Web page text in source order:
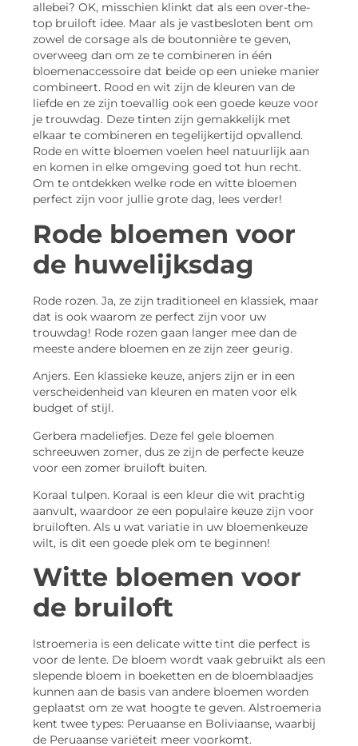
allebei? OK, misschien klinkt dat als een over-the-
top bruiloft idee. Maar als je vastbesloten bent om
zowel de corsage als de boutonnière te geven,
overweeg dan om ze te combineren in één
bloemenaccessoire dat beide op een unieke manier
combineert. Rood en wit zijn de kleuren van de
liefde en ze zijn toevallig ook een goede keuze voor
je trouwdag. Deze tinten zijn gemakkelijk met
elkaar te combineren en tegelijkertijd opvallend.
Rode en witte bloemen voelen heel natuurlijk aan
en komen in elke omgeving goed tot hun recht.
Om te ontdekken welke rode en witte bloemen
perfect zijn voor jullie grote dag, lees verder!
Rode bloemen voor
de huwelijksdag
Rode rozen. Ja, ze zijn traditioneel en klassiek, maar
dat is ook waarom ze perfect zijn voor uw
trouwdag! Rode rozen gaan langer mee dan de
meeste andere bloemen en ze zijn zeer geurig.
Anjers. Een klassieke keuze, anjers zijn er in een
verscheidenheid van kleuren en maten voor elk
budget of stijl.
Gerbera madeliefjes. Deze fel gele bloemen
schreeuwen zomer, dus ze zijn de perfecte keuze
voor een zomer bruiloft buiten.
Koraal tulpen. Koraal is een kleur die wit prachtig
aanvult, waardoor ze een populaire keuze zijn voor
bruiloften. Als u wat variatie in uw bloemenkeuze
wilt, is dit een goede plek om te beginnen!
Witte bloemen voor
de bruiloft
lstroemeria is een delicate witte tint die perfect is
voor de lente. De bloem wordt vaak gebruikt als een
slepende bloem in boeketten en de bloemblaadjes
kunnen aan de basis van andere bloemen worden
geplaatst om ze wat hoogte te geven. Alstroemeria
kent twee types: Peruaanse en Boliviaanse, waarbij
de Peruaanse variëteit meer voorkomt.